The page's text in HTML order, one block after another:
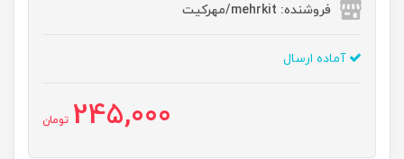
فروشنده: mehrkit/مهرکیت
آماده ارسال
245,000 تومان